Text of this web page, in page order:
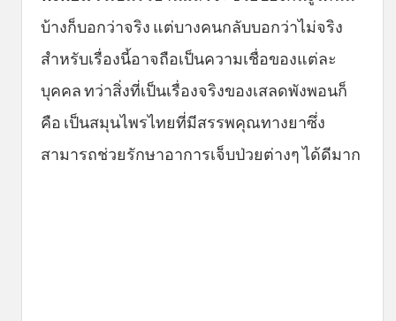
บ้างก็บอกว่าจริง แต่บางคนกลับบอกว่าไม่จริง
สำหรับเรื่องนี้อาจถือเป็นความเชื่อของแต่ละ
บุคคล ทว่าสิ่งที่เป็นเรื่องจริงของเสลดพังพอนก็
คือ เป็นสมุนไพรไทยที่มีสรรพคุณทางยาซึ่ง
สามารถช่วยรักษาอาการเจ็บป่วยต่างๆ ได้ดีมาก